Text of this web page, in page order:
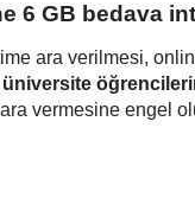
6 GB bedava
ara verilmesi,
üniversite
vermesine engel